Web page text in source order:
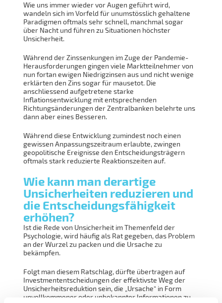
Wie uns immer wieder vor Augen geführt wird,
wandeln sich im Vorfeld für unumstösslich gehaltene
Paradigmen oftmals sehr schnell, manchmal sogar
über Nacht und führen zu Situationen höchster
Unsicherheit.
Während der Zinssenkungen im Zuge der Pandemie-
Herausforderungen gingen viele Marktteilnehmer von
nun fortan ewigen Niedrigzinsen aus und nicht wenige
erklärten den Zins sogar für mausetot. Die
anschliessend aufgetretene starke
Inflationsentwicklung mit entsprechenden
Richtungsänderungen der Zentralbanken belehrte uns
dann aber eines Besseren.
Während diese Entwicklung zumindest noch einen
gewissen Anpassungszeitraum erlaubte, zwingen
geopolitische Ereignisse den Entscheidungsträgern
oftmals stark reduzierte Reaktionszeiten auf.
Wie kann man derartige
Unsicherheiten reduzieren und
die Entscheidungsfähigkeit
erhöhen?
Ist die Rede von Unsicherheit im Themenfeld der
Psychologie, wird häufig als Rat gegeben, das Problem
an der Wurzel zu packen und die Ursache zu
bekämpfen.
Folgt man diesem Ratschlag, dürfte übertragen auf
Investmententscheidungen der effektivste Weg der
Unsicherheitsreduktion sein, die „Ursache“ in Form
unvollkommener oder unbekannter Informationen zu